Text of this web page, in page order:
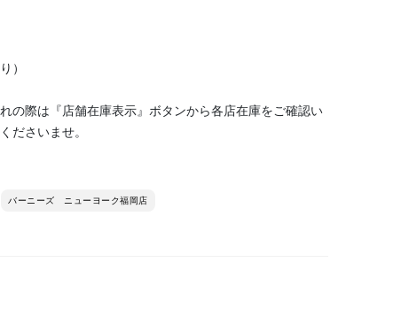
）
の際は『店舗在庫表示』ボタンから各店在庫をご確認い
ださいませ。
バーニーズ ニューヨーク福岡店